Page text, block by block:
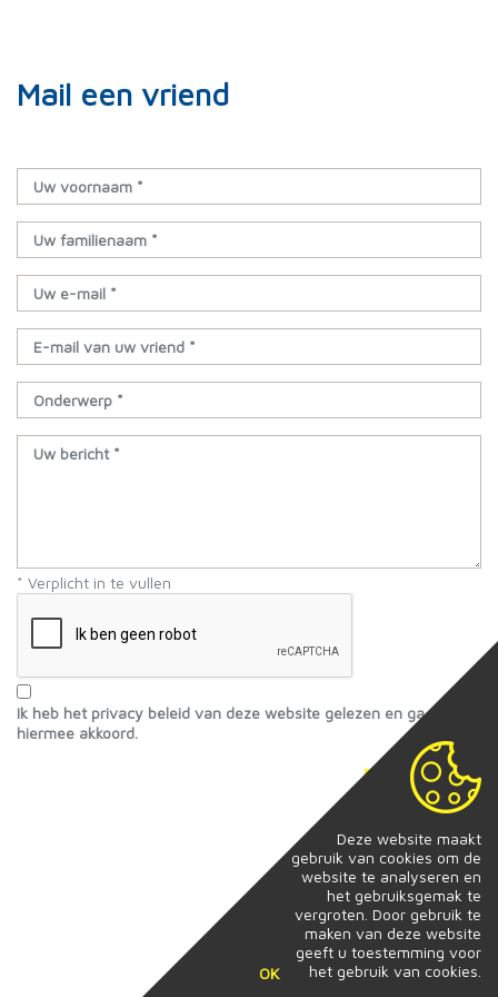
Mail een vriend
Uw voornaam *
Uw familienaam *
Uw e-mail *
E-mail van uw vriend *
Onderwerp *
Uw bericht *
* Verplicht in te vullen
Ik heb het privacy beleid van deze website gelezen en ga
hiermee akkoord.
Verstuur
Deze website maakt
gebruik van cookies om de
website te analyseren en
het gebruiksgemak te
vergroten. Door gebruik te
maken van deze website
geeft u toestemming voor
het gebruik van cookies.
OK